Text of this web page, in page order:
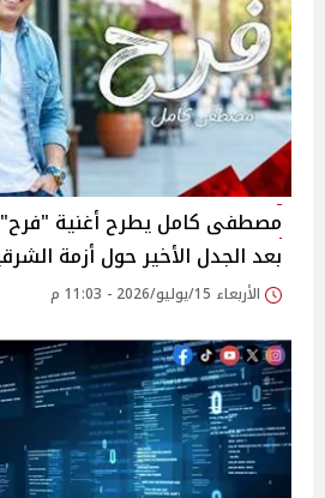
مصطفى كامل يطرح أغنية "فرح"
بعد الجدل الأخير حول أزمة
الأربعاء 15/يوليو/2026 - 11:03 م